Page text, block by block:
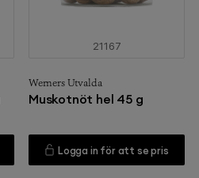
21167
Werners Utvalda
Muskotnöt hel 45 g
Logga in för att se pris